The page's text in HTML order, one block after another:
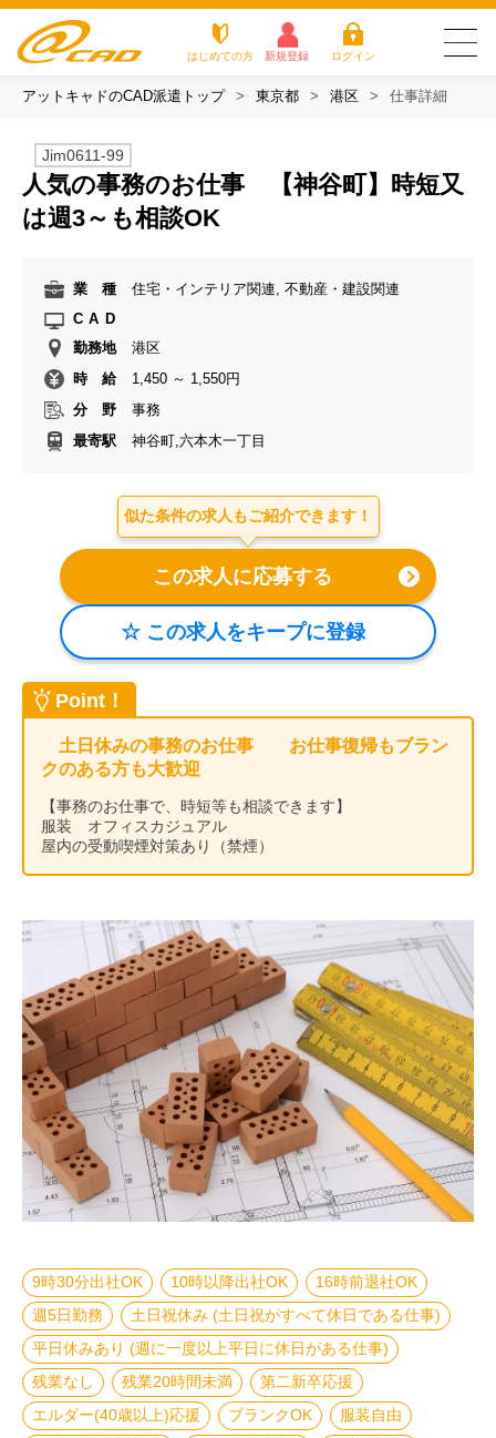
はじめての方 新規登録 ログイン
アットキャドが選ばれる3つの理由
お仕事を探す
お役立ちコラム
よくある質問
お電話でのお問い合わせ
東 京 0120-630-660 大 阪 0120-057-727
名古屋 0120-960-379
電話受付：平日 9:15～19:00
ばれる3つの理由
探す
ム
アットキャドのCAD派遣トップ 東京都 港区 仕事詳細
Jim0611-99
人気の事務のお仕事 【神谷町】時短又
は週3～も相談OK
業 種
住宅・インテリア関連, 不動産・建設関連
CAD
勤務地
港区
時 給
1,450 ～ 1,550円
分 野
事務
最寄駅
神谷町,六本木一丁目
似た条件の求人もご紹介できます！
Point！
土日休みの事務のお仕事 お仕事復帰もブラン
クのある方も大歓迎
【事務のお仕事で、時短等も相談できます】
服装 オフィスカジュアル
屋内の受動喫煙対策あり（禁煙）
9時30分出社OK 10時以降出社OK
16時前退社OK
週5日勤務
土日祝休み (土日祝がすべて休日である仕事)
平日休みあり (週に一度以上平日に休日がある仕事)
残業なし
残業20時間未満
第二新卒応援
エルダー(40歳以上)応援
ブランクOK
服装自由